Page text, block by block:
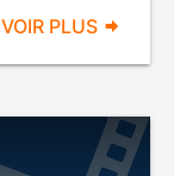
VOIR PLUS